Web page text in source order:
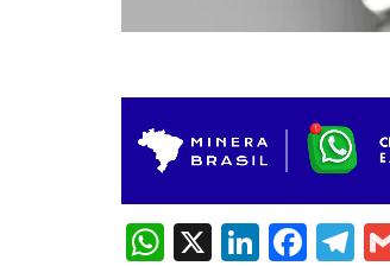
W X
Li
F
T